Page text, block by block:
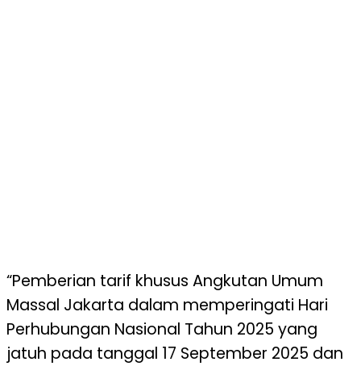
“Pemberian tarif khusus Angkutan Umum
Massal Jakarta dalam memperingati Hari
Perhubungan Nasional Tahun 2025 yang
jatuh pada tanggal 17 September 2025 dan